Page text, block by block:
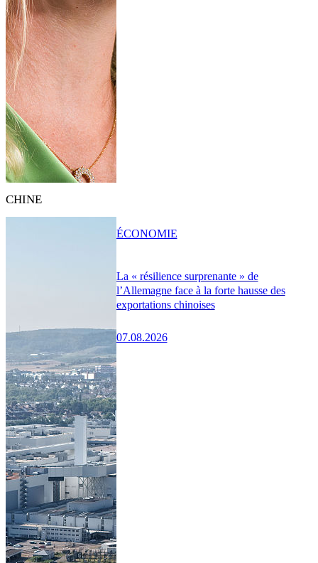
CHINE
La « résilience surprenante » de
l’Allemagne face à la forte hausse des
exportations chinoises
07.08.2026
ÉCONOMIE